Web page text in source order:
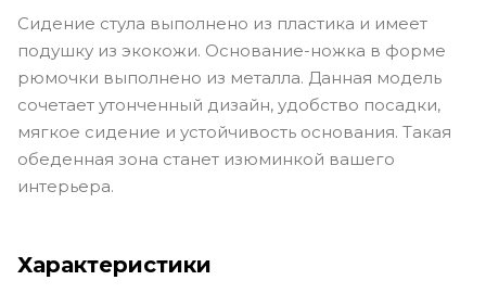
Сидение стула выполнено из пластика и имеет
подушку из экокожи. Основание-ножка в форме
рюмочки выполнено из металла. Данная модель
сочетает утонченный дизайн, удобство посадки,
мягкое сидение и устойчивость основания. Такая
обеденная зона станет изюминкой вашего
интерьера.
Характеристики